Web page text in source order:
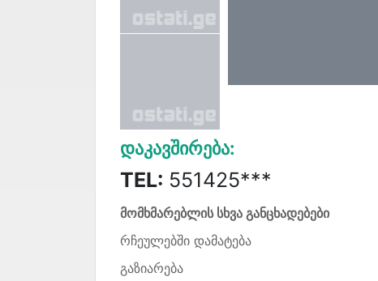
Დაკავშირება:
TEL: 551425***
მომხმარებლის სხვა განცხადებები
რჩეულებში დამატება
გაზიარება